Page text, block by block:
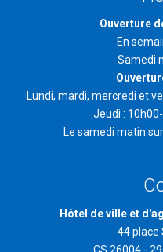
Ouverture
En
Samedi
Lundi, mardi, mercredi et
Jeudi :
Le samedi matin
Hôtel de ville et
44 place
CS 26004 -